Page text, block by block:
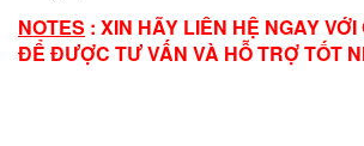
NOTES : XIN HÃY LIÊN HỆ NGAY VỚI
ĐỂ ĐƯỢC TƯ VẤN VÀ HỖ TRỢ TỐT